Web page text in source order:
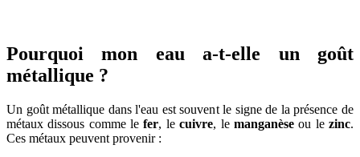
Pourquoi mon eau a-t-elle un goût
métallique ?
Un goût métallique dans l'eau est souvent le signe de la présence de
métaux dissous comme lefer, lecuivre, le manganèseou lezinc.
Ces métaux peuvent provenir :